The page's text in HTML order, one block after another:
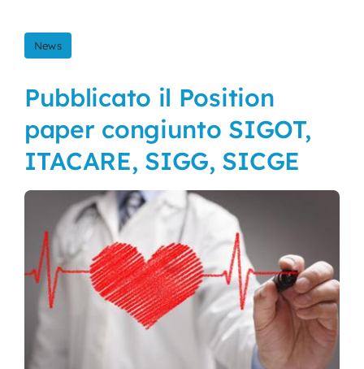
News
Congressi
Centro Studi
SIGOT Young
Nursing
Contatti
News
Pubblicato il Position
paper congiunto SIGOT,
ITACARE, SIGG, SICGE